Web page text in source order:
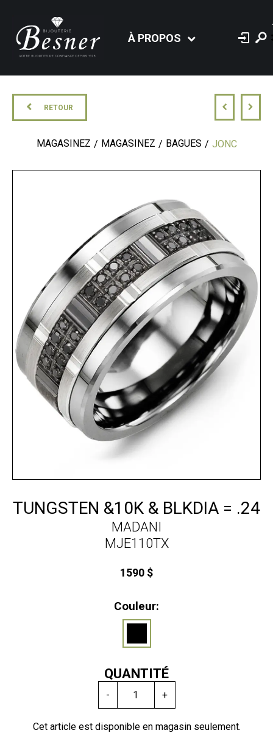
À PROPOS
RETOUR
MAGASINEZ MAGASINEZ BAGUES JONC
TUNGSTEN &10K & BLKDIA = .24
MADANI
MJE110TX
1590 $
Couleur:
QUANTITÉ
- +
Cet article est disponible en magasin seulement.